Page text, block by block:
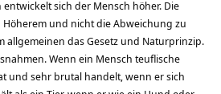
sich der Mensch höher. Die
und nicht die Abweichung zu
allgemeinen das Gesetz und Naturprinzip.
Wenn ein Mensch teuflische
und sehr brutal handelt, wenn er sich